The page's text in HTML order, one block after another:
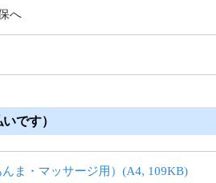
へ
です）
ま・マッサージ用）(A4, 109KB)